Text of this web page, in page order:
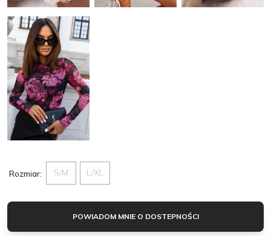
MANTELLE
Rozmiar: S/M L/XL
POWIADOM MNIE O DOSTEPNOŚCI